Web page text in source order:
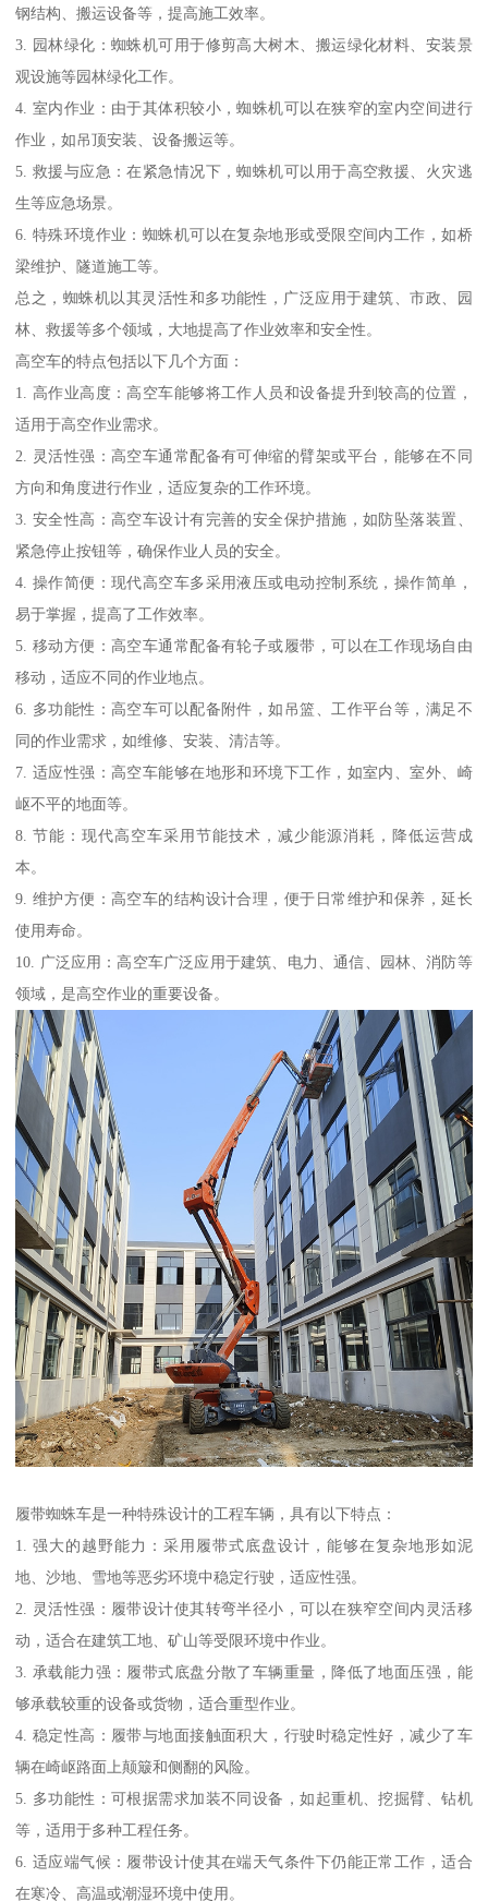
钢结构、搬运设备等，提高施工效率。
3. 园林绿化：蜘蛛机可用于修剪高大树木、搬运绿化材料、安装景
观设施等园林绿化工作。
4. 室内作业：由于其体积较小，蜘蛛机可以在狭窄的室内空间进行
作业，如吊顶安装、设备搬运等。
5. 救援与应急：在紧急情况下，蜘蛛机可以用于高空救援、火灾逃
生等应急场景。
6. 特殊环境作业：蜘蛛机可以在复杂地形或受限空间内工作，如桥
梁维护、隧道施工等。
总之，蜘蛛机以其灵活性和多功能性，广泛应用于建筑、市政、园
林、救援等多个领域，大地提高了作业效率和安全性。
高空车的特点包括以下几个方面：
1. 高作业高度：高空车能够将工作人员和设备提升到较高的位置，
适用于高空作业需求。
2. 灵活性强：高空车通常配备有可伸缩的臂架或平台，能够在不同
方向和角度进行作业，适应复杂的工作环境。
3. 安全性高：高空车设计有完善的安全保护措施，如防坠落装置、
紧急停止按钮等，确保作业人员的安全。
4. 操作简便：现代高空车多采用液压或电动控制系统，操作简单，
易于掌握，提高了工作效率。
5. 移动方便：高空车通常配备有轮子或履带，可以在工作现场自由
移动，适应不同的作业地点。
6. 多功能性：高空车可以配备附件，如吊篮、工作平台等，满足不
同的作业需求，如维修、安装、清洁等。
7. 适应性强：高空车能够在地形和环境下工作，如室内、室外、崎
岖不平的地面等。
8. 节能：现代高空车采用节能技术，减少能源消耗，降低运营成
本。
9. 维护方便：高空车的结构设计合理，便于日常维护和保养，延长
使用寿命。
10. 广泛应用：高空车广泛应用于建筑、电力、通信、园林、消防等
领域，是高空作业的重要设备。
履带蜘蛛车是一种特殊设计的工程车辆，具有以下特点：
1. 强大的越野能力：采用履带式底盘设计，能够在复杂地形如泥
地、沙地、雪地等恶劣环境中稳定行驶，适应性强。
2. 灵活性强：履带设计使其转弯半径小，可以在狭窄空间内灵活移
动，适合在建筑工地、矿山等受限环境中作业。
3. 承载能力强：履带式底盘分散了车辆重量，降低了地面压强，能
够承载较重的设备或货物，适合重型作业。
4. 稳定性高：履带与地面接触面积大，行驶时稳定性好，减少了车
辆在崎岖路面上颠簸和侧翻的风险。
5. 多功能性：可根据需求加装不同设备，如起重机、挖掘臂、钻机
等，适用于多种工程任务。
6. 适应端气候：履带设计使其在端天气条件下仍能正常工作，适合
在寒冷、高温或潮湿环境中使用。